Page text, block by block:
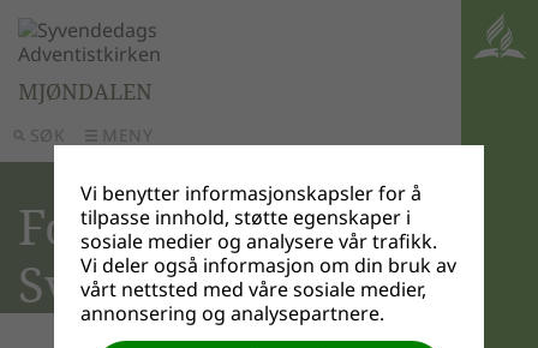
SØK MENY
MJØNDALEN
Forestilling med
Svein Tindberg
Vi benytter informasjonskapsler for å
tilpasse innhold, støtte egenskaper i
sosiale medier og analysere vår trafikk.
Vi deler også informasjon om din bruk av
vårt nettsted med våre sosiale medier,
annonsering og analysepartnere.